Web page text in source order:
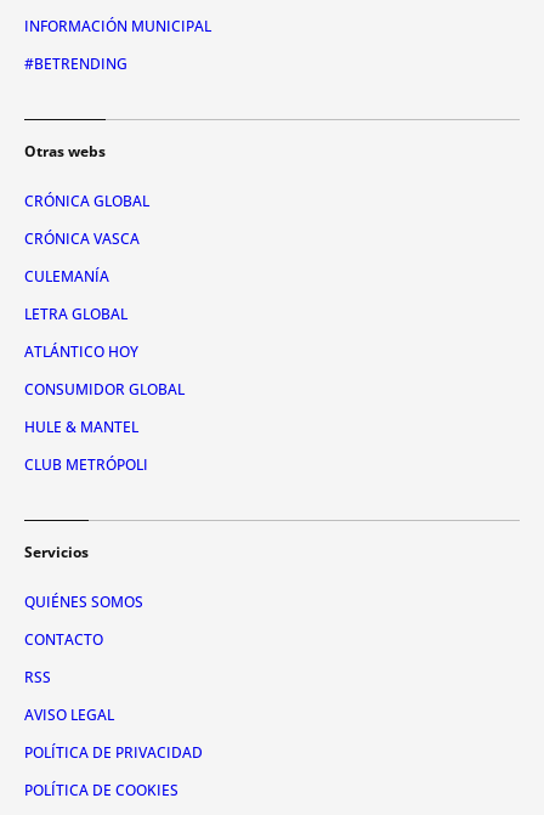
INFORMACIÓN MUNICIPAL
#BETRENDING
Otras webs
CRÓNICA GLOBAL
CRÓNICA VASCA
CULEMANÍA
LETRA GLOBAL
ATLÁNTICO HOY
CONSUMIDOR GLOBAL
HULE & MANTEL
CLUB METRÓPOLI
Servicios
QUIÉNES SOMOS
CONTACTO
RSS
AVISO LEGAL
POLÍTICA DE PRIVACIDAD
POLÍTICA DE COOKIES